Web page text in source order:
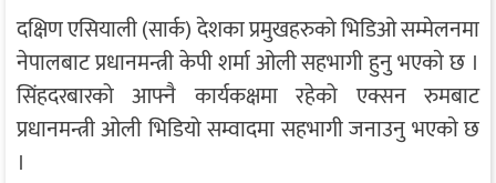
दक्षिण एसियाली (सार्क) देशका प्रमुखहरुको भिडिओ सम्मेलनमा
नेपालबाट प्रधानमन्त्री केपी शर्मा ओली सहभागी हुनु भएकाे छ ।
सिंहदरबारको आफ्नै कार्यकक्षमा रहेको एक्सन रुमबाट
प्रधानमन्त्री ओली भिडियो सम्वादमा सहभागी जनाउनु भएकाे छ
।